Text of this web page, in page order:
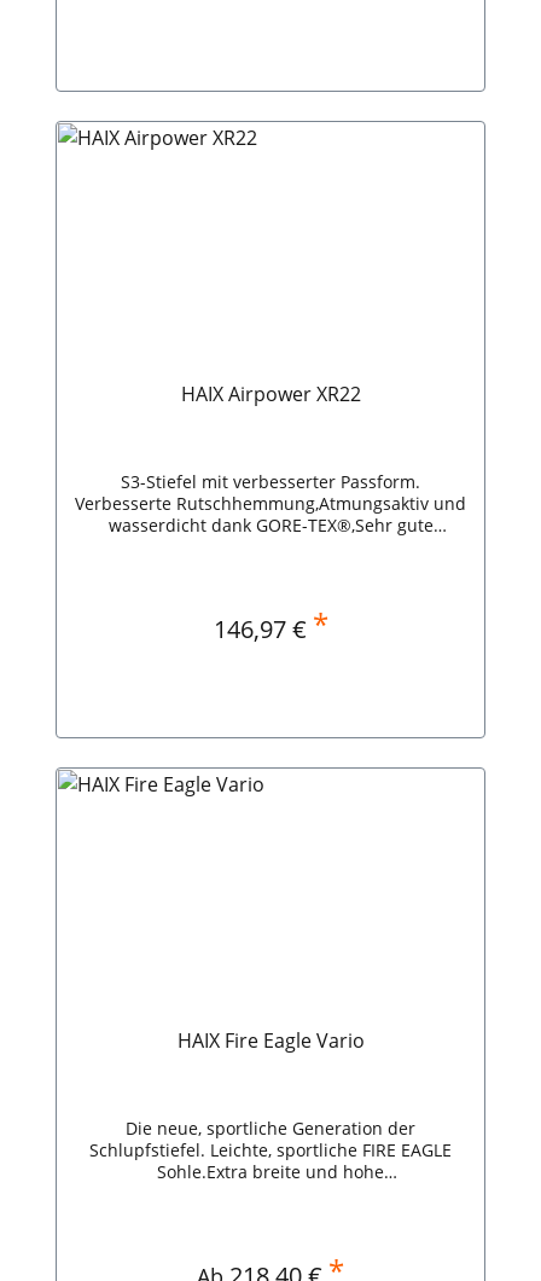
HAIX Airpower XR22
S3-Stiefel mit verbesserter Passform.
Verbesserte Rutschhemmung,Atmungsaktiv und
wasserdicht dank GORE-TEX®,Sehr gute
Schnürsenkellänge:160: UK 4-UK 8170: UK 8.5-
UK 15 HAIX Airpower XR22
Regulärer Preis:
146,97 € *
HAIX Fire Eagle Vario
Die neue, sportliche Generation der
Schlupfstiefel. Leichte, sportliche FIRE EAGLE
Sohle.Extra breite und hohe
Bakterienschutz. HAIX Fire Eagle Vario
Regulärer Preis:
*